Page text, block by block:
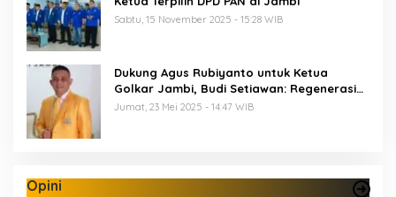
Sabtu, 15 November 2025 - 15:28 WIB
Dukung Agus Rubiyanto untuk Ketua
Golkar Jambi, Budi Setiawan: Regenerasi
Kepemimpinan Wajib Berjalan
Jumat, 23 Mei 2025 - 14:47 WIB
Opini